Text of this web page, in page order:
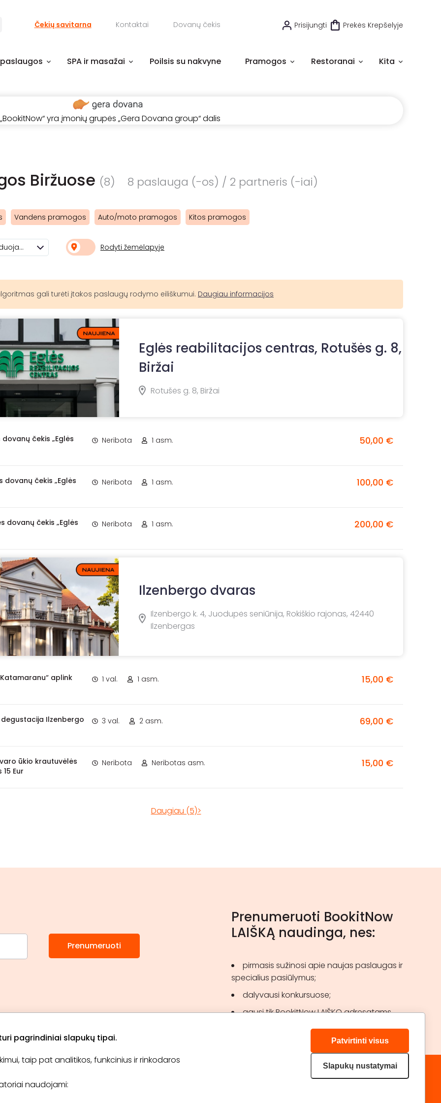
pagrindiniai slapukų tipai.
taip pat analitikos, funkcinius ir rinkodaros
naudojami:
Patvirtinti visus
Slapukų nustatymai
Čekių savitarna Kontaktai Dovanų čekis Prisijungti Prekės Krepšelyje
SPA ir masažai Poilsis su nakvyne Pramogos Restoranai Kita
„BookitNow“ yra įmonių grupės „Gera Dovana group“ dalis
Biržuose (8) 8 paslauga (-os) / 2 partneris (-iai)
Vandens pramogos Auto/moto pramogos Kitos pramogos
Rekomenduojami Rodyti žemėlapyje
gali turėti įtakos paslaugų rodymo eiliškumui. Daugiau informacijos
Eglės reabilitacijos centras, Rotušės g. 8,
Biržai
Rotušės g. 8, Biržai
dovanų čekis „Eglės
Neribota 1 asm. 50,00 €
dovanų čekis „Eglės
Neribota 1 asm. 100,00 €
dovanų čekis „Eglės
Neribota 1 asm. 200,00 €
Ilzenbergo dvaras
Ilzenbergo k. 4, Juodupės seniūnija, Rokiškio rajonas, 42440
Ilzenbergas
aplink
1 val. 1 asm. 15,00 €
degustacija Ilzenbergo
3 val. 2 asm. 69,00 €
ūkio krautuvėlės
Eur
Neribota Neribotas asm. 15,00 €
Daugiau (5)>
Prenumeruoti
Prenumeruoti BookitNow
LAIŠKĄ naudinga, nes:
pirmasis sužinosi apie naujas paslaugas ir
specialius pasiūlymus;
dalyvausi konkursuose;
gausi tik BookitNow LAIŠKO adresatams
TINKLARAŠTIS
DRAUGAUKIME: